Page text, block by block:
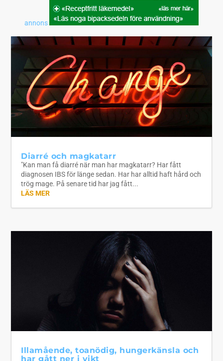
annons
Diarré och magkatarr
"Kan man få diarré när man har magkatarr? Har fått
diagnosen IBS för länge sedan. Har har alltid haft hård och
trög mage. På senare tid har jag fått...
LÄS MER
Illamående, toanödig, hungerkänsla och
har gått ner i vikt